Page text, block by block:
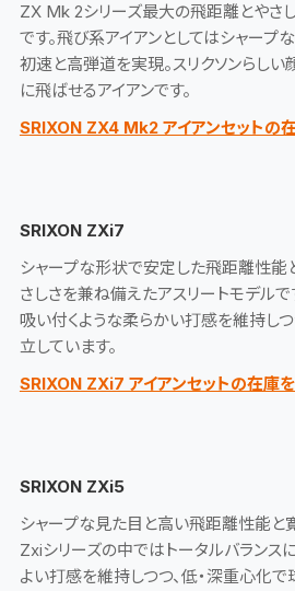
ZX Mk 2シリーズ最大の飛距離とやさ
です。飛び系アイアンとしてはシャー
初速と高弾道を実現。スリクソンらし
に飛ばせるアイアンです。
SRIXON ZX4 Mk2 アイアンセットの
SRIXON ZXi7
シャープな形状で安定した飛距離性能
さしさを兼ね備えたアスリートモデル
吸い付くような柔らかい打感を維持し
立しています。
SRIXON ZXi7 アイアンセットの在庫
SRIXON ZXi5
シャープな見た目と高い飛距離性能と
Zxiシリーズの中ではトータルバランス
よい打感を維持しつつ、低・深重心化